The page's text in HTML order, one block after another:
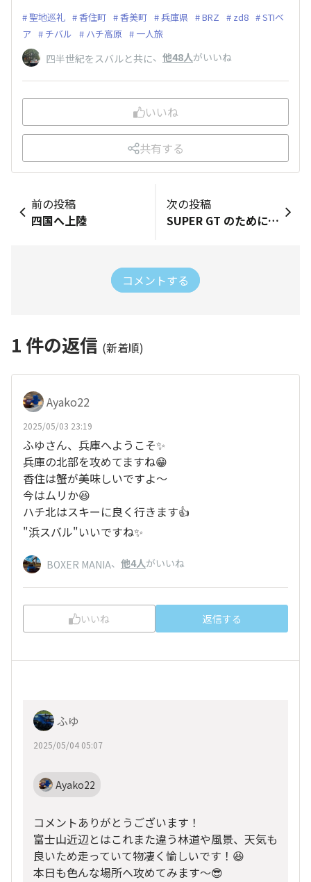
聖地巡礼 香住町 香美町 兵庫県 BRZ zd8
STIベ
ア
チバル ハチ高原 一人旅
四半世紀をスバルと共に、 他48人がいいね
いいね
共有する
前の投稿
四国へ上陸
次の投稿
SUPER GT のために前泊
コメントする
1 件の返信 (新着順)
Ayako22
2025/05/03 23:19
ふゆさん、兵庫へようこそ✨
兵庫の北部を攻めてますね😁
香住は蟹が美味しいですよ〜
今はムリか😆
ハチ北はスキーに良く行きます👍
"浜スバル"いいですね✨
BOXER MANIA、 他4人がいいね
いいね 返信する
ふゆ
2025/05/04 05:07
Ayako22
コメントありがとうございます！
富士山近辺とはこれまた違う林道や風景、天気も
良いため走っていて物凄く愉しいです！😆
本日も色んな場所へ攻めてみます〜😎